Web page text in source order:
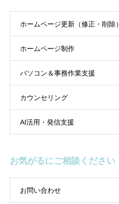
ホームページ更新（修正・削除）
ホームページ制作
パソコン＆事務作業支援
カウンセリング
AI活用・発信支援
お気がるにご相談ください
お問い合わせ